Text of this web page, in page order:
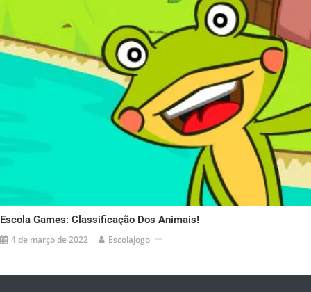
Escola Games: Classificação Dos Animais!
4 de março de 2022 Escolajogo